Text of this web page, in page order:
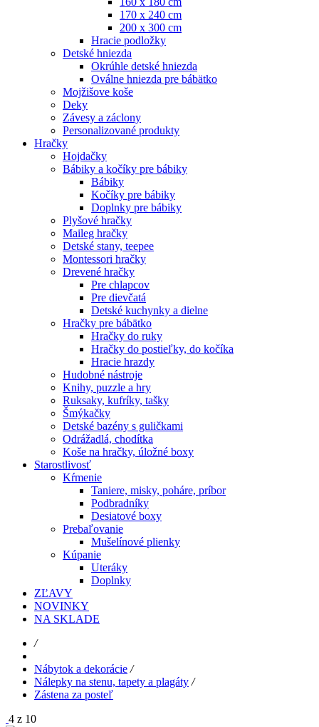
170 x 240 cm
200 x 300 cm
Hracie podložky
Detské hniezda
Okrúhle detské hniezda
Oválne hniezda pre bábätko
Mojžišove koše
Deky
Závesy a záclony
Personalizované produkty
Hračky
Hojdačky
Bábiky a kočíky pre bábiky
Bábiky
Kočíky pre bábiky
Doplnky pre bábiky
Plyšové hračky
Maileg hračky
Detské stany, teepee
Montessori hračky
Drevené hračky
Pre chlapcov
Pre dievčatá
Detské kuchynky a dielne
Hračky pre bábätko
Hračky do ruky
Hračky do postieľky, do kočíka
Hracie hrazdy
Hudobné nástroje
Knihy, puzzle a hry
Ruksaky, kufríky, tašky
Šmýkačky
Detské bazény s guličkami
Odrážadlá, chodítka
Koše na hračky, úložné boxy
Starostlivosť
Kŕmenie
Taniere, misky, poháre, príbor
Podbradníky
Desiatové boxy
Prebaľovanie
Mušelínové plienky
Kúpanie
Uteráky
Doplnky
ZĽAVY
NOVINKY
NA SKLADE
/
Nábytok a dekorácie /
Nálepky na stenu, tapety a plagáty /
Zástena za posteľ
4 z 10